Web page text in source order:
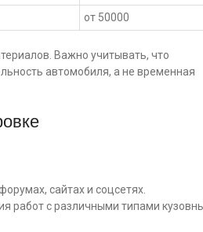
от 50000
Важно учитывать, что
автомобиля, а не временная
сайтах и соцсетях.
работ с различными типами